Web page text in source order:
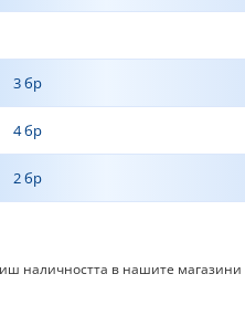
3 бр
4 бр
2 бр
наличността в нашите магазини